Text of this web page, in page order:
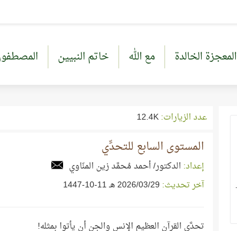
المعجزة الخالدة مع الله خاتم النبيين
عدد الزيارات:
المستوى السابع للتحدِّي
إعداد: الدكتور/ أحمد مُحمَّد زين المنّاوي
آخر تحديث: 29‏/03‏/2026 هـ 11-10-1447
تحدَّى القرآن العظيم الإنس والجن أن يأتوا بمثله!